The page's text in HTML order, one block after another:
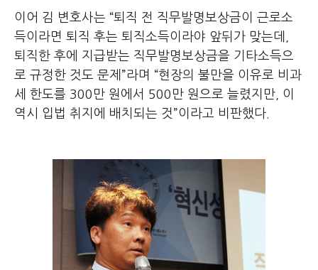
이어 김 변호사는 “퇴직 전 직무발명보상금이 근로소
득이라면 퇴직 후는 퇴직소득이라야 앞뒤가 맞는데,
퇴직한 후에 지급받는 직무발명보상금을 기타소득으
로 규정한 것도 문제”라며 “현장의 불만을 이유로 비과
세 한도를 300만 원에서 500만 원으로 늘렸지만, 이
역시 입법 취지에 배치되는 것”이라고 비판했다.